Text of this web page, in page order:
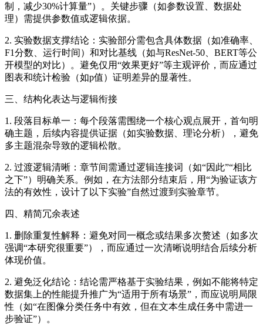
制，减少30%计算量”）。关键步骤（如参数设置、数据处
理）需提供参数值或逻辑依据。
2. 实验数据支撑结论：实验部分需包含具体数据（如准确率、
F1分数、运行时间）和对比基线（如与ResNet-50、BERT等公
开模型的对比）。避免仅用“效果更好”等主观评价，而应通过
图表和统计检验（如p值）证明差异的显著性。
三、结构化表达与逻辑衔接
1. 段落目标单一：每个段落需围绕一个核心观点展开，首句明
确主题，后续内容提供证据（如实验数据、理论分析），避免
多主题混杂导致的逻辑松散。
2. 过渡逻辑清晰：章节间需通过逻辑连接词（如“因此”“相比
之下”）明确关系。例如，在方法部分结束后，用“为验证该方
法的有效性，设计了以下实验”自然过渡到实验章节。
四、精简冗余表述
1. 删除重复性解释：避免对同一概念或结果多次赘述（如多次
强调“本研究很重要”），而应通过一次清晰说明结合后续分析
体现价值。
2. 避免泛化结论：结论需严格基于实验结果，例如不能将特定
数据集上的性能提升推广为“适用于所有场景”，而应说明局限
性（如“在图像分类任务中有效，但在文本生成任务中需进一
步验证”）。